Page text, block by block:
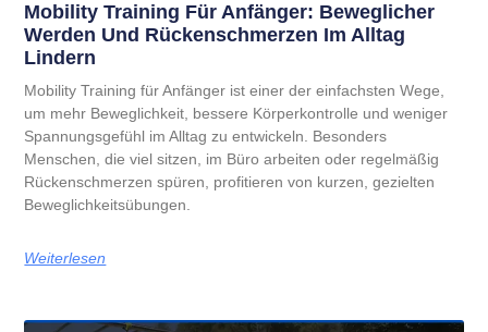
Mobility Training Für Anfänger: Beweglicher
Werden Und Rückenschmerzen Im Alltag
Lindern
Mobility Training für Anfänger ist einer der einfachsten Wege,
um mehr Beweglichkeit, bessere Körperkontrolle und weniger
Spannungsgefühl im Alltag zu entwickeln. Besonders
Menschen, die viel sitzen, im Büro arbeiten oder regelmäßig
Rückenschmerzen spüren, profitieren von kurzen, gezielten
Beweglichkeitsübungen.
Weiterlesen